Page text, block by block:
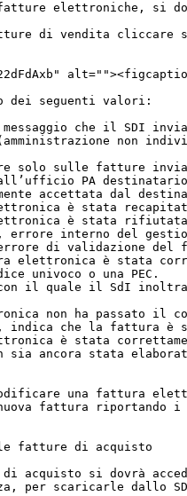
elettroniche, si
di vendita cliccare
dei seguenti valori:
che il SDI
non
solo sulle fatture
PA
accettata dal
è stata
è stata rifiutata
errore interno del
di validazione del
elettronica è stata
univoco o una PEC.
il quale il SdI
non ha passato il
indica che la fattura
è stata
ancora stata
una fattura
fattura riportando
fatture di acquisto
acquisto si dovrà
per scaricarle dallo